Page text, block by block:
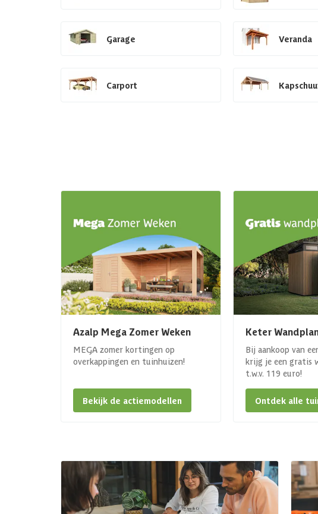
Garage Veranda
Carport
Azalp Mega Zomer Weken
MEGA zomer kortingen op
overkappingen en tuinhuizen!
Bekijk de actiemodellen
Keter
Bij aankoop van
krijg je een gratis
t.w.v. 119 euro!
Ontdek alle